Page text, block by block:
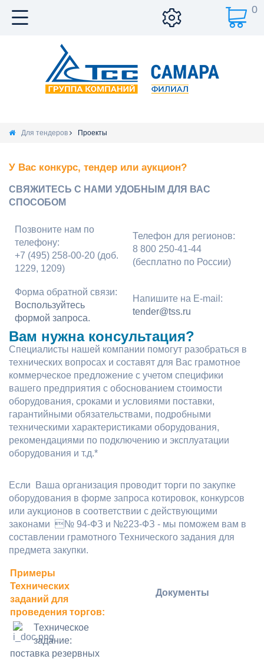
0
Для тендеров Проекты
У Вас конкурс, тендер или аукцион?
СВЯЖИТЕСЬ С НАМИ УДОБНЫМ ДЛЯ ВАС
СПОСОБОМ
Позвоните нам по
телефону:
+7 (495) 258-00-20 (доб.
1229, 1209)
Телефон для регионов:
8 800 250-41-44
(бесплатно по России)
Форма обратной связи:
Воспользуйтесь
формой запроса.
Напишите на E-mail:
tender@tss.ru
Вам нужна консультация?
Специалисты нашей компании помогут разобраться в
технических вопросах и составят для Вас грамотное
коммерческое предложение с учетом специфики
вашего предприятия с обоснованием стоимости
оборудования, сроками и условиями поставки,
гарантийными обязательствами, подробными
техническими характеристиками оборудования,
рекомендациями по подключению и эксплуатации
оборудования и т.д.*
Если Ваша организация проводит торги по закупке
оборудования в форме запроса котировок, конкурсов
или аукционов в соответствии с действующими
законами № 94-ФЗ и №223-ФЗ - мы поможем вам в
составлении грамотного Технического задания для
предмета закупки.
Примеры
Технических
заданий для
проведения торгов:
Документы
Техническое
задание:
поставка резервных